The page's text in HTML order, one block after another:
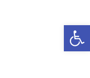
פתח סרגל נגישות